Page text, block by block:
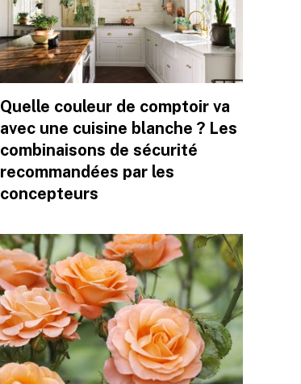
Quelle couleur de comptoir va
avec une cuisine blanche ? Les
combinaisons de sécurité
recommandées par les
concepteurs